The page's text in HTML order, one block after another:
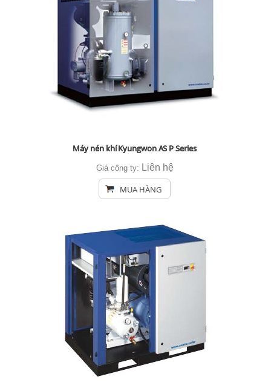
Máy nén khí Kyungwon AS P Series
Giá công ty: Liên hệ
MUA HÀNG